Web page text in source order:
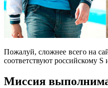
Пожалуй, сложнее всего на
соответствуют российскому
Миссия